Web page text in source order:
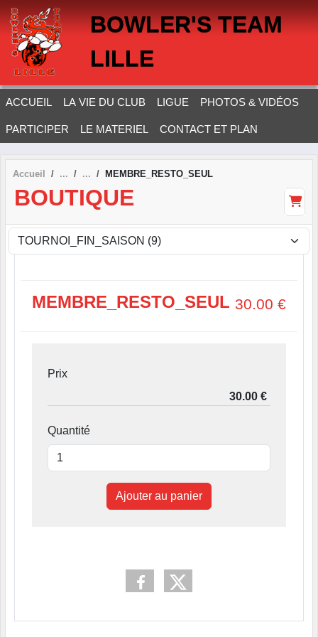
BOWLER'S TEAM
LILLE
ACCUEIL LA VIE DU CLUB LIGUE PHOTOS & VIDÉOS
PARTICIPER LE MATERIEL CONTACT ET PLAN
Accueil MEMBRE_RESTO_SEUL
BOUTIQUE
MEMBRE_RESTO_SEUL 30.00 €
Prix
Quantité
Ajouter au panier
Panneau de gestion des cookies